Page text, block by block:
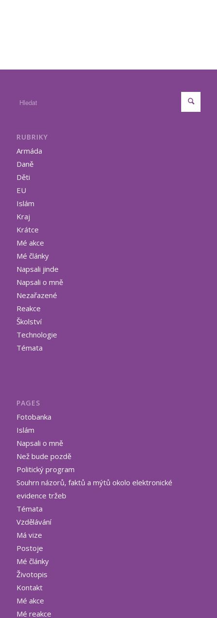
RUBRIKY
Armáda
Daně
Děti
EU
Islám
Kraj
Krátce
Mé akce
Mé články
Napsali jinde
Napsali o mně
Nezařazené
Reakce
Školství
Technologie
Témata
PAGES
Fotobanka
Islám
Napsali o mně
Než bude pozdě
Politický program
Souhrn názorů, faktů a mýtů okolo elektronické
evidence tržeb
Témata
Vzdělávání
Má vize
Postoje
Mé články
Životopis
Kontakt
Mé akce
Mé reakce